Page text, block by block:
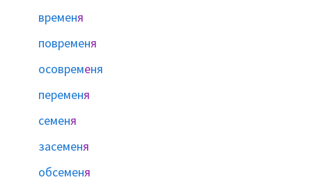
временя
повременя
осовременя
переменя
семеня
засеменя
обсеменя